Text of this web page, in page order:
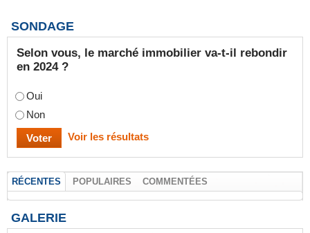
SONDAGE
Selon vous, le marché immobilier va-t-il rebondir
en 2024 ?
Oui
Non
Voir les résultats
RÉCENTES POPULAIRES COMMENTÉES
GALERIE